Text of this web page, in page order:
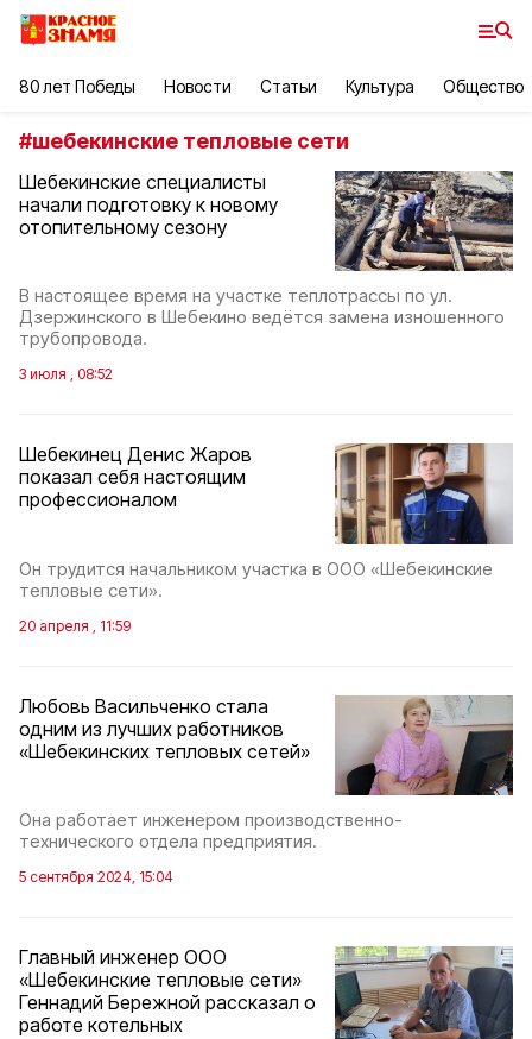
80 лет Победы Новости Статьи Культура Общество
#шебекинские тепловые сети
Шебекинские специалисты
начали подготовку к новому
отопительному сезону
В настоящее время на участке теплотрассы по ул.
Дзержинского в Шебекино ведётся замена изношенного
трубопровода.
3 июля , 08:52
Шебекинец Денис Жаров
показал себя настоящим
профессионалом
Он трудится начальником участка в ООО «Шебекинские
тепловые сети».
20 апреля , 11:59
Любовь Васильченко стала
одним из лучших работников
«Шебекинских тепловых сетей»
Она работает инженером производственно-
технического отдела предприятия.
5 сентября 2024, 15:04
Главный инженер ООО
«Шебекинские тепловые сети»
Геннадий Бережной рассказал о
работе котельных